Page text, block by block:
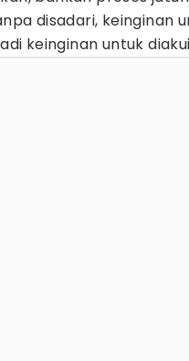
disadari, keinginan
keinginan untuk